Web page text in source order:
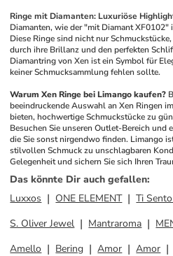
Ringe mit Diamanten: Luxuriöse
Diamanten, wie der "mit Diamant
Diese Ringe sind nicht nur
durch ihre Brillanz und den perfekten
Diamantring von Xen ist ein Symbol für
keiner Schmucksammlung fehlen sollte.
Warum Xen Ringe bei Limango kaufen?
beeindruckende Auswahl an Xen Ringen
bieten, hochwertige Schmuckstücke zu
Besuchen Sie unseren Outlet-Bereich und
die Sie sonst nirgendwo finden. Limango
stilvollen Schmuck zu unschlagbaren
Gelegenheit und sichern Sie sich Ihren
Das könnte Dir auch gefallen:
Luxxos
ONE ELEMENT Ti
S. Oliver Jewel
Mantraroma
Amello
Bering Amor Amor